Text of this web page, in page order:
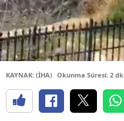
KAYNAK: (İHA) Okunma Süresi: 2 dk